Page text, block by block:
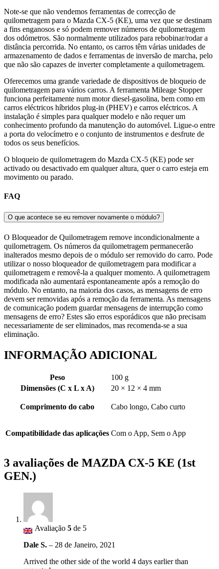
Note-se que não vendemos ferramentas de correcção de
quilometragem para o Mazda CX-5 (KE), uma vez que se destinam
a fins enganosos e só podem remover números de quilometragem
dos odómetros. São normalmente utilizados para rebobinar/rodar a
distância percorrida. No entanto, os carros têm várias unidades de
armazenamento de dados e ferramentas de inversão de marcha, pelo
que não são capazes de inverter completamente a quilometragem.
Oferecemos uma grande variedade de dispositivos de bloqueio de
quilometragem para vários carros. A ferramenta Mileage Stopper
funciona perfeitamente num motor diesel-gasolina, bem como em
carros eléctricos híbridos plug-in (PHEV) e carros eléctricos. A
instalação é simples para qualquer modelo e não requer um
conhecimento profundo da manutenção do automóvel. Ligue-o entre
a porta do velocímetro e o conjunto de instrumentos e desfrute de
todos os seus benefícios.
O bloqueio de quilometragem do Mazda CX-5 (KE) pode ser
activado ou desactivado em qualquer altura, quer o carro esteja em
movimento ou parado.
FAQ
O que acontece se eu remover novamente o módulo?
O Bloqueador de Quilometragem remove incondicionalmente a
quilometragem. Os números da quilometragem permanecerão
inalterados mesmo depois de o módulo ser removido do carro. Pode
utilizar o nosso bloqueador de quilometragem para modificar a
quilometragem e removê-la a qualquer momento. A quilometragem
modificada não aumentará espontaneamente após a remoção do
módulo. No entanto, na maioria dos casos, as mensagens de erro
devem ser removidas após a remoção da ferramenta. As mensagens
de comunicação podem guardar mensagens de interrupção como
mensagens de erro? Estes são erros esporádicos que não precisam
necessariamente de ser eliminados, mas recomenda-se a sua
eliminação.
INFORMAÇÃO ADICIONAL
Peso
100 g
Dimensões (C x L x A)
20 × 12 × 4 mm
Comprimento do cabo Cabo longo, Cabo curto
Compatibilidade das aplicações Com o App, Sem o App
3 avaliações de MAZDA CX-5 KE (1st
GEN.)
Avaliação 5 de 5
Dale S. – 28 de Janeiro, 2021
Arrived the other side of the world 4 days earlier than